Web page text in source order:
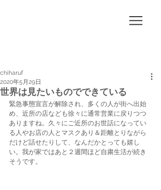
世界は見たいものでできている
chiharuf
2020年5月29日
緊急事態宣言が解除され、多くの人が街へ出始
め、近所の店なども徐々に通常営業に戻りつつ
ありますね。久々にご近所のお世話になってい
る人やお店の人とマスクあり＆距離とりながら
だけど話せたりして、なんだかとっても嬉し
い。我が家ではあと２週間ほど自粛生活が続き
そうです。